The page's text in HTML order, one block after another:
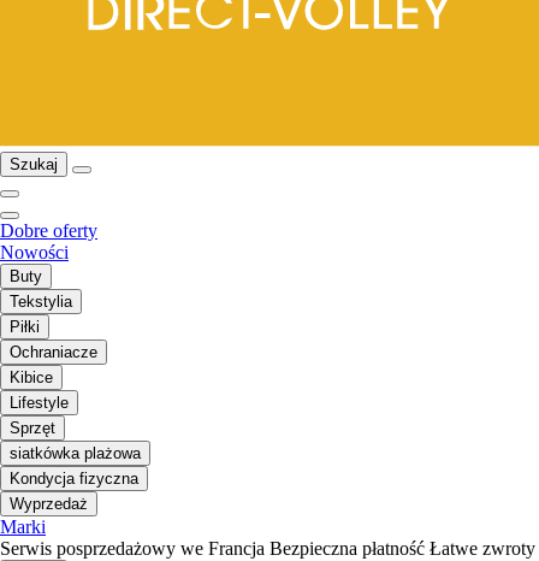
Szukaj
Dobre oferty
Nowości
Buty
Tekstylia
Piłki
Ochraniacze
Kibice
Lifestyle
Sprzęt
siatkówka plażowa
Kondycja fizyczna
Wyprzedaż
Marki
Serwis posprzedażowy we Francja Bezpieczna płatność Łatwe zwroty